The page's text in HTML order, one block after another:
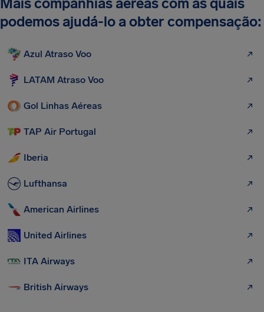
podemos ajudá-lo a obter compensação:
Azul Atraso Voo
LATAM Atraso Voo
Gol Linhas Aéreas
TAP Air Portugal
Iberia
Lufthansa
American Airlines
United Airlines
ITA Airways
British Airways